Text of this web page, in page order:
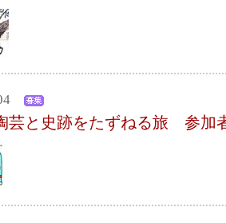
と史跡をたずねる旅 参加